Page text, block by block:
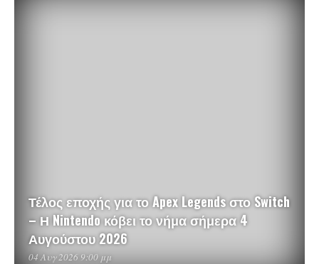
Τέλος εποχής για το Apex Legends στο Switch
– Η Nintendo κόβει το νήμα σήμερα 4
Αυγούστου 2026
04 Αυγ 2026 9:00 μμ